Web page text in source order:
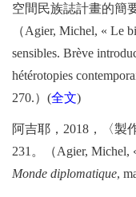
空間民族誌計畫的簡
（Agier, Michel, « Le
sensibles. Brève
hétérotopies
270.） (全文)
阿吉耶， 2018 ，〈製
231 。（Agier, Michel,
Monde diplomatique,